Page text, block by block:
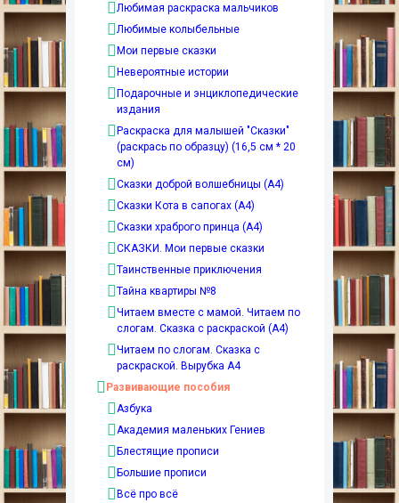
Любимая раскраска мальчиков
Любимые колыбельные
Мои первые сказки
Невероятные истории
Подарочные и энциклопедические
издания
Раскраска для малышей "Сказки"
(раскрась по образцу) (16,5 см * 20
см)
Сказки доброй волшебницы (А4)
Сказки Кота в сапогах (А4)
Сказки храброго принца (А4)
СКАЗКИ. Мои первые сказки
Таинственные приключения
Тайна квартиры №8
Читаем вместе с мамой. Читаем по
слогам. Сказка с раскраской (А4)
Читаем по слогам. Сказка с
раскраской. Вырубка А4
Развивающие пособия
Азбука
Академия маленьких Гениев
Блестящие прописи
Большие прописи
Всё про всё